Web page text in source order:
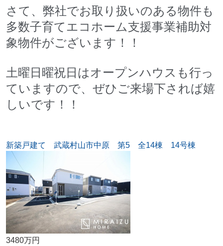
さて、弊社でお取り扱いのある物件も
多数子育てエコホーム支援事業補助対
象物件がございます！！
土曜日曜祝日はオープンハウスも行っ
ていますので、ぜひご来場下されば嬉
しいです！！
新築戸建て 武蔵村山市中原 第5 全14棟 14号棟
3480万円